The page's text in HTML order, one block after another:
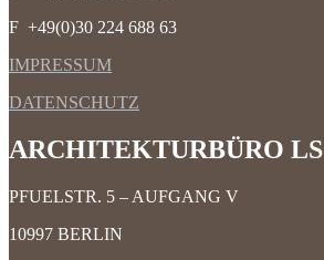
F +49(0)30 224 688 63
IMPRESSUM
DATENSCHUTZ
ARCHITEKTURBÜRO LS
PFUELSTR. 5 – AUFGANG V
10997 BERLIN